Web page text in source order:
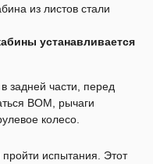
из листов стали
устанавливается
задней части, перед
ВОМ, рычаги
колесо.
испытания. Этот